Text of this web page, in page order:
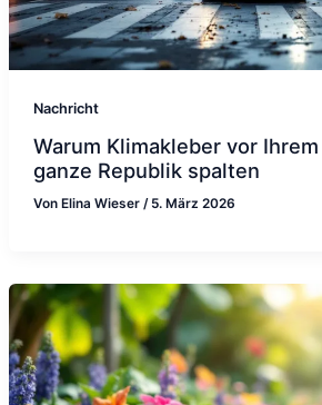
Nachricht
Warum Klimakleber vor
ganze Republik spalten
Von Elina Wieser / 5. März 2026